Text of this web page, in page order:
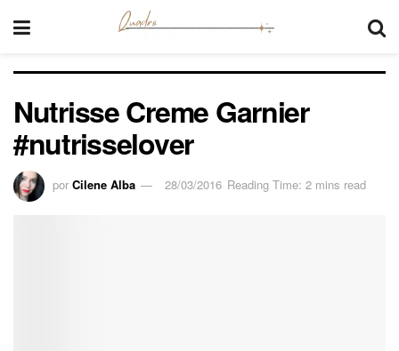
Nutrisse Creme Garnier
#nutrisselover
por Cilene Alba 28/03/2016 Reading Time: 2 mins read